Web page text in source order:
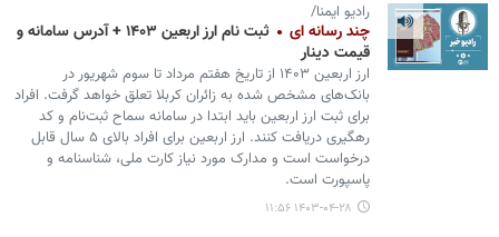
رادیو ایمنا/
چند رسانه ای
ثبت نام ارز اربعین ۱۴۰۳ + آدرس سامانه و
قیمت دینار
ارز اربعین ۱۴۰۳ از تاریخ هفتم مرداد تا سوم شهریور در
بانک‌های مشخص شده به زائران کربلا تعلق خواهد گرفت. افراد
برای ثبت ارز اربعین باید ابتدا در سامانه سماح ثبت‌نام و کد
رهگیری دریافت کنند. ارز اربعین برای افراد بالای ۵ سال قابل
درخواست است و مدارک مورد نیاز کارت ملی، شناسنامه و
پاسپورت است.
۱۴۰۳-۰۴-۲۸ ۱۱:۵۶